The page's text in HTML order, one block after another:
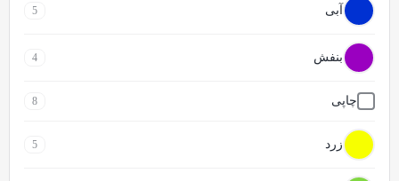
آبی 5
بنفش 4
چاپی 8
زرد 5